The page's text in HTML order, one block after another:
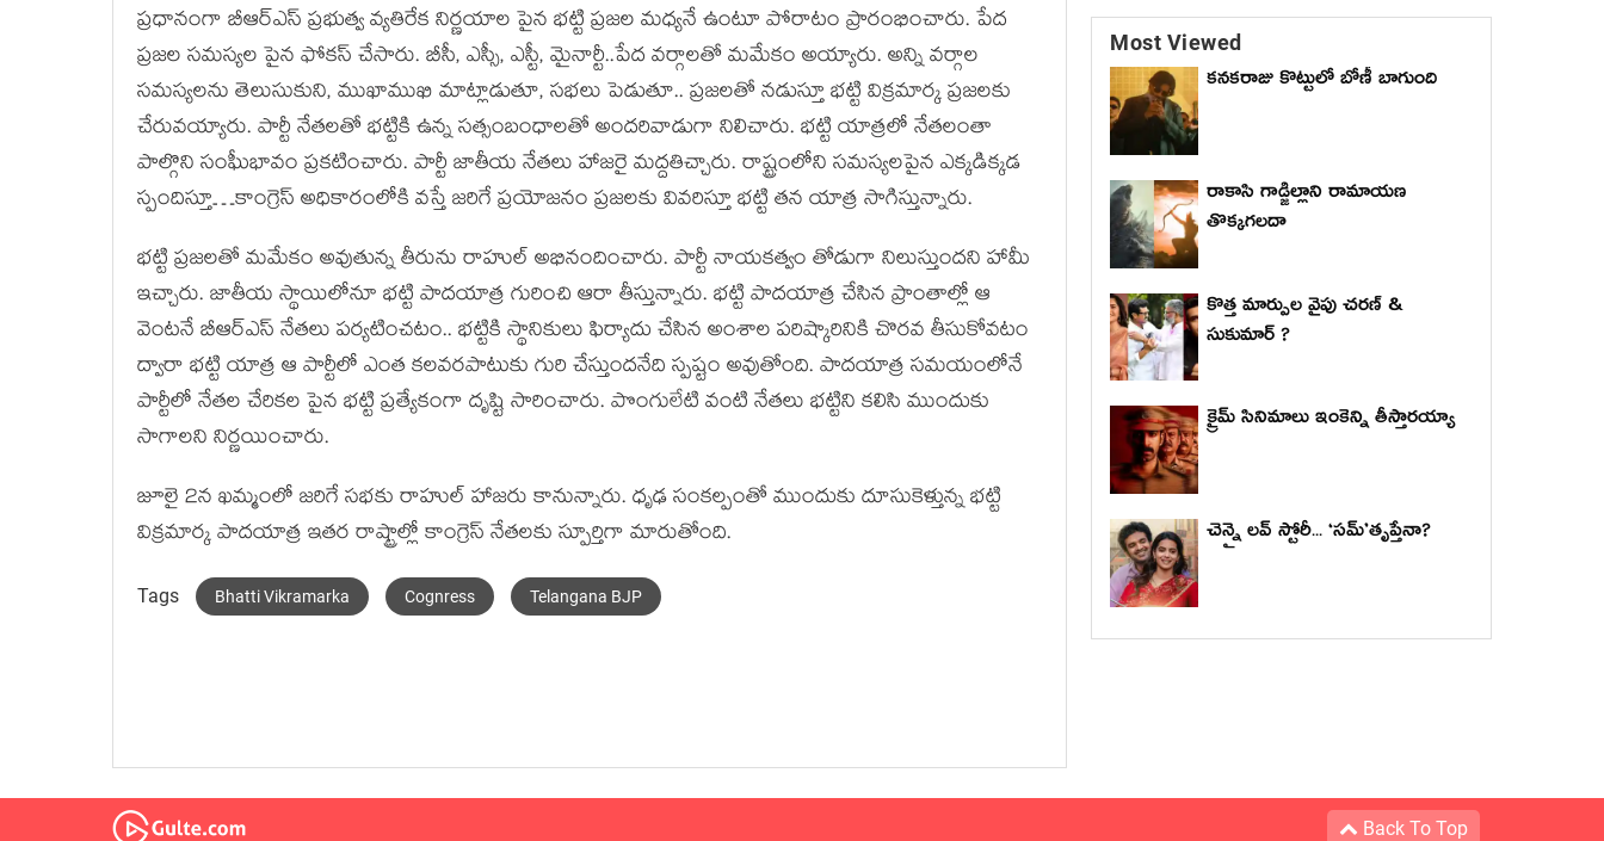
ప్రధానంగా బీఆర్ఎస్ ప్రభుత్వ వ్యతిరేక నిర్ణయాల పైన భట్టి ప్రజల మధ్యనే ఉంటూ పోరాటం ప్రారంభించారు. పేద
ప్రజల సమస్యల పైన ఫోకస్ చేసారు. బీసీ, ఎస్సీ, ఎస్టీ, మైనార్టీ..పేద వర్గాలతో మమేకం అయ్యారు. అన్ని వర్గాల
సమస్యలను తెలుసుకుని, ముఖాముఖి మాట్లాడుతూ, సభలు పెడుతూ.. ప్రజలతో నడుస్తూ భట్టి విక్రమార్క ప్రజలకు
చేరువయ్యారు. పార్టీ నేతలతో భట్టికి ఉన్న సత్సంబంధాలతో అందరివాడుగా నిలిచారు. భట్టి యాత్రలో నేతలంతా
పాల్గొని సంఘీభావం ప్రకటించారు. పార్టీ జాతీయ నేతలు హాజరై మద్దతిచ్చారు. రాష్ట్రంలోని సమస్యలపైన ఎక్కడిక్కడ
స్పందిస్తూ…కాంగ్రెస్ అధికారంలోకి వస్తే జరిగే ప్రయోజనం ప్రజలకు వివరిస్తూ భట్టి తన యాత్ర సాగిస్తున్నారు.
భట్టి ప్రజలతో మమేకం అవుతున్న తీరును రాహుల్ అభినందించారు. పార్టీ నాయకత్వం తోడుగా నిలుస్తుందని హామీ
ఇచ్చారు. జాతీయ స్థాయిలోనూ భట్టి పాదయాత్ర గురించి ఆరా తీస్తున్నారు. భట్టి పాదయాత్ర చేసిన ప్రాంతాల్లో ఆ
వెంటనే బీఆర్ఎస్ నేతలు పర్యటించటం.. భట్టికి స్థానికులు ఫిర్యాదు చేసిన అంశాల పరిష్కారినికి చొరవ తీసుకోవటం
ద్వారా భట్టి యాత్ర ఆ పార్టీలో ఎంత కలవరపాటుకు గురి చేస్తుందనేది స్పష్టం అవుతోంది. పాదయాత్ర సమయంలోనే
పార్టీలో నేతల చేరికల పైన భట్టి ప్రత్యేకంగా దృష్టి సారించారు. పొంగులేటి వంటి నేతలు భట్టిని కలిసి ముందుకు
సాగాలని నిర్ణయించారు.
జూలై 2న ఖమ్మంలో జరిగే సభకు రాహుల్ హాజరు కానున్నారు. ధృఢ సంకల్పంతో ముందుకు దూసుకెళ్తున్న భట్టి
విక్రమార్క పాదయాత్ర ఇతర రాష్ట్రాల్లో కాంగ్రెస్ నేతలకు స్పూర్తిగా మారుతోంది.
Tags Bhatti Vikramarka Cognress Telangana BJP
Most Viewed
కనకరాజు కొట్టులో బోణీ బాగుంది
రాకాసి గాడ్జిల్లాని రామాయణ
తొక్కగలదా
కొత్త మార్పుల వైపు చరణ్ &
సుకుమార్ ?
క్రైమ్ సినిమాలు ఇంకెన్ని తీస్తారయ్యా
చెన్నై లవ్ స్టోరీ... ‘సమ్’తృప్తేనా?
Back To Top